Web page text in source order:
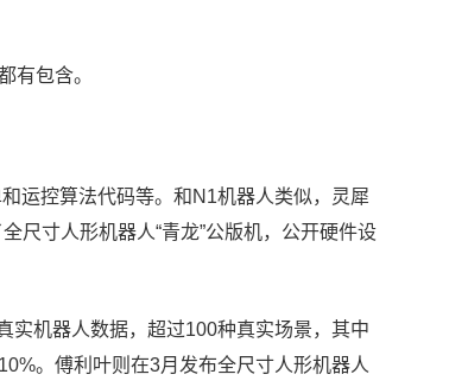
有包含。
运控算法代码等。和N1机器人类似，灵犀
尺寸人形机器人“青龙”公版机，公开硬件设
实机器人数据， 超过100种真实场景，其中
。 傅利叶则在3月 发布全尺寸人形机器人